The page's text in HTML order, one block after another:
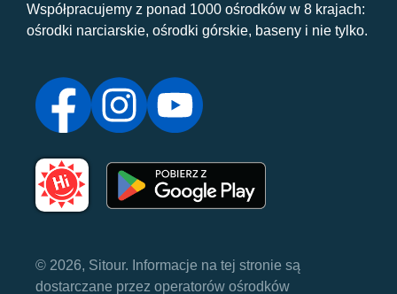
Współpracujemy z ponad 1000 ośrodków w 8 krajach:
ośrodki narciarskie, ośrodki górskie, baseny i nie tylko.
© 2026, Sitour. Informacje na tej stronie są
dostarczane przez operatorów ośrodków